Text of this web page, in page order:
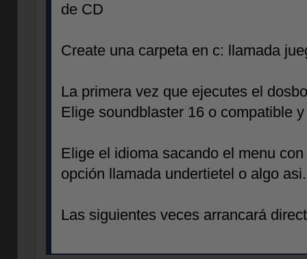
de CD
Create una carpeta en c: llamada
La primera vez que ejecutes el
Elige soundblaster 16 o compatible
Elige el idioma sacando el menu
opción llamada undertietel o algo asi.
Las siguientes veces arrancará